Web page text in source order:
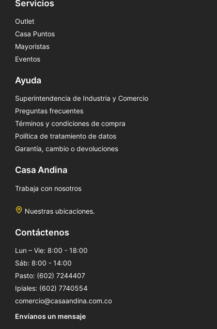
Servicios
Outlet
Casa Puntos
Mayoristas
Eventos
Ayuda
Superintendencia de Industria y Comercio
Preguntas frecuentes
Términos y condiciones de compra
Política de tratamiento de datos
Garantía, cambio o devoluciones
Casa Andina
Trabaja con nosotros
Nuestras ubicaciones.
Contáctenos
Lun – Vie: 8:00 - 18:00
Sáb: 8:00 - 14:00
Pasto: (602) 7244407
Ipiales: (602) 7740554
comercio@casaandina.com.co
Envíanos un mensaje